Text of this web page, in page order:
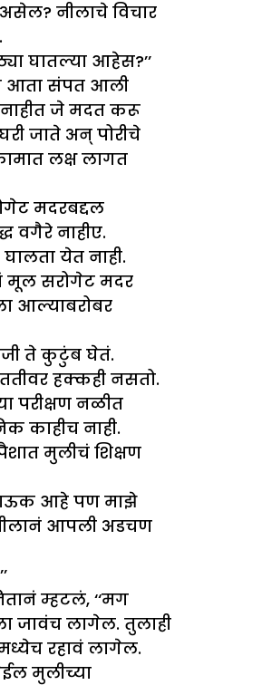
नीलाचे विचार
घातल्या आहेस?’’
आता संपत आली
नाहीत जे मदत करू
जाते अन् पोरीचे
लक्ष लागत
मदरबद्दल
वगैरे नाहीए.
येत नाही.
मूल सरोगेट मदर
आल्याबरोबर
ते कुटुंब घेतं.
हक्कही नसतो.
परीक्षण नळीत
काहीच नाही.
मुलीचं शिक्षण
आहे पण माझे
आपली अडचण
म्हटलं, ‘‘मग
जावंच लागेल. तुलाही
रहावं लागेल.
मुलीच्या